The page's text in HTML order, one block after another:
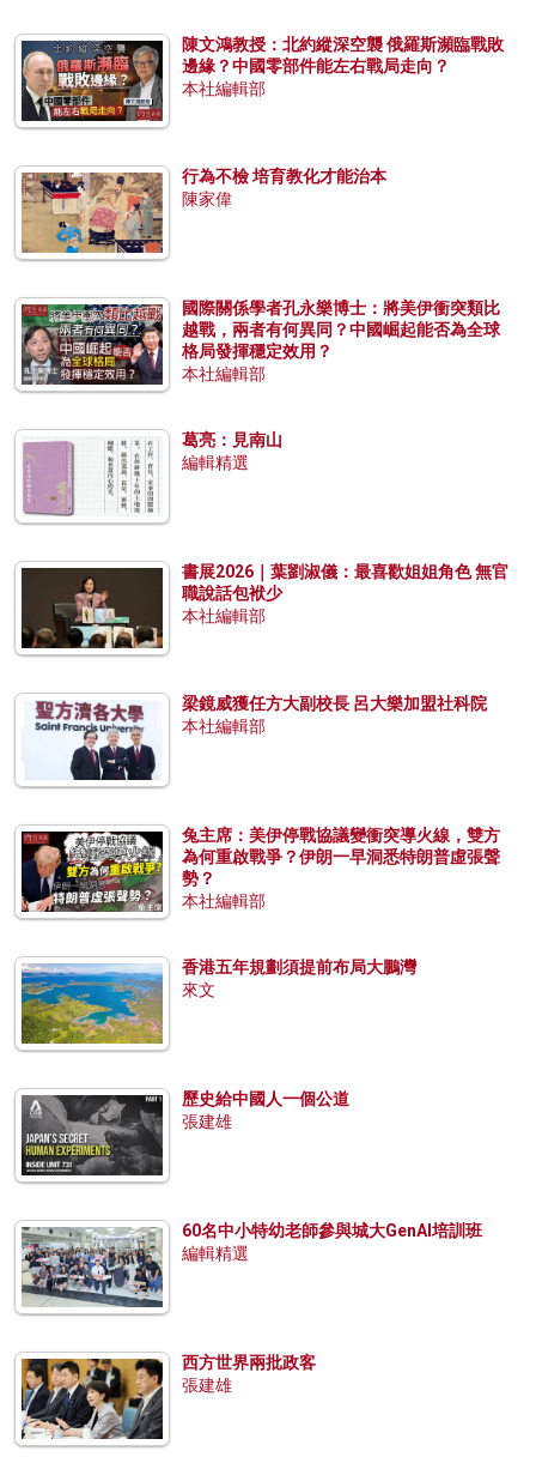
陳文鴻教授：北約縱深空襲 俄羅斯瀕臨戰敗
邊緣？中國零部件能左右戰局走向？
本社編輯部
行為不檢 培育教化才能治本
陳家偉
國際關係學者孔永樂博士：將美伊衝突類比
越戰，兩者有何異同？中國崛起能否為全球
格局發揮穩定效用？
本社編輯部
葛亮：見南山
編輯精選
書展2026｜葉劉淑儀：最喜歡姐姐角色 無官
職說話包袱少
本社編輯部
梁鏡威獲任方大副校長 呂大樂加盟社科院
本社編輯部
兔主席：美伊停戰協議變衝突導火線，雙方
為何重啟戰爭？伊朗一早洞悉特朗普虛張聲
勢？
本社編輯部
香港五年規劃須提前布局大鵬灣
來文
歷史給中國人一個公道
張建雄
60名中小特幼老師參與城大GenAI培訓班
編輯精選
西方世界兩批政客
張建雄